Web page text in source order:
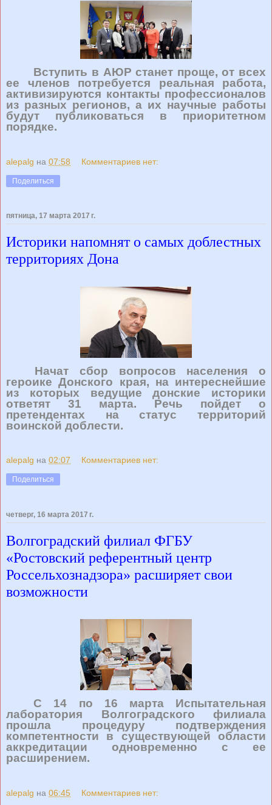
Вступить в АЮР станет проще, от всех
ее членов потребуется реальная работа,
активизируются контакты профессионалов
из разных регионов, а их научные работы
будут публиковаться в приоритетном
порядке.
alepalg на 07:58 Комментариев нет:
Поделиться
пятница, 17 марта 2017 г.
Историки напомнят о самых доблестных
территориях Дона
Начат сбор вопросов населения о
героике Донского края, на интереснейшие
из которых ведущие донские историки
ответят 31 марта. Речь пойдет о
претендентах на статус территорий
воинской доблести.
alepalg на 02:07 Комментариев нет:
Поделиться
четверг, 16 марта 2017 г.
Волгоградский филиал ФГБУ
«Ростовский референтный центр
Россельхознадзора» расширяет свои
возможности
С 14 по 16 марта Испытательная
лаборатория Волгоградского филиала
прошла процедуру подтверждения
компетентности в существующей области
аккредитации одновременно с ее
расширением.
alepalg на 06:45 Комментариев нет: